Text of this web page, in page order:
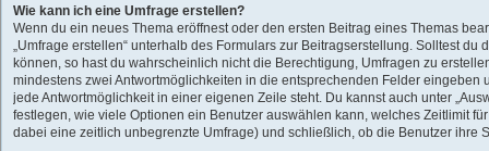
Wie kann ich eine Umfrage erstellen?
Wenn du ein neues Thema eröffnest oder den ersten Beitrag eines Themas
„Umfrage erstellen“ unterhalb des Formulars zur Beitragserstellung. Solltest du
können, so hast du wahrscheinlich nicht die Berechtigung, Umfragen zu
mindestens zwei Antwortmöglichkeiten in die entsprechenden Felder eingeben
jede Antwortmöglichkeit in einer eigenen Zeile steht. Du kannst auch unter
festlegen, wie viele Optionen ein Benutzer auswählen kann, welches Zeitlimit
dabei eine zeitlich unbegrenzte Umfrage) und schließlich, ob die Benutzer ihre